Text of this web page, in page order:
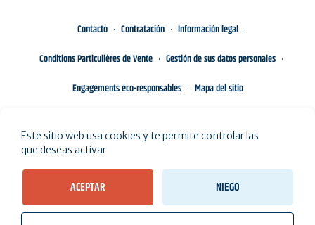
Contacto Contratación
Información legal
Conditions Particulières de Vente
Gestión de sus datos personales
Engagements éco-responsables
Mapa del sitio
Este sitio web usa cookies y te permite controlar las
que deseas activar
ACEPTAR NIEGO